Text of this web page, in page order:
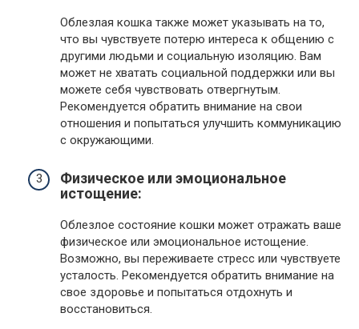
Облезлая кошка также может указывать на то,
что вы чувствуете потерю интереса к общению с
другими людьми и социальную изоляцию. Вам
может не хватать социальной поддержки или вы
можете себя чувствовать отвергнутым.
Рекомендуется обратить внимание на свои
отношения и попытаться улучшить коммуникацию
с окружающими.
Физическое или эмоциональное
истощение:
Облезлое состояние кошки может отражать ваше
физическое или эмоциональное истощение.
Возможно, вы переживаете стресс или чувствуете
усталость. Рекомендуется обратить внимание на
свое здоровье и попытаться отдохнуть и
восстановиться.